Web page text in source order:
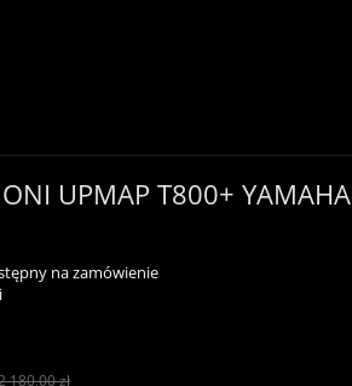
UPMAP T800+ YAMAHA
na zamówienie
180,00 zł